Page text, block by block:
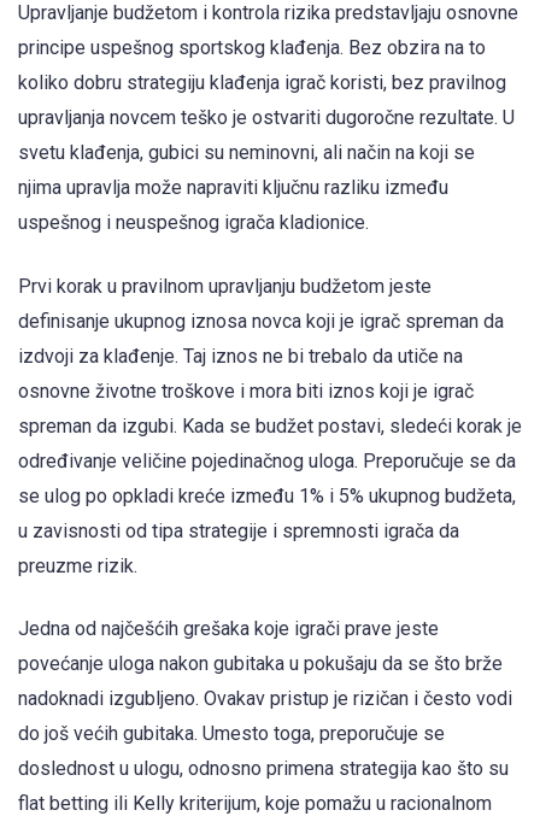
Upravljanje budžetom i kontrola rizika predstavljaju osnovne
principe uspešnog sportskog klađenja. Bez obzira na to
koliko dobru strategiju klađenja igrač koristi, bez pravilnog
upravljanja novcem teško je ostvariti dugoročne rezultate. U
svetu klađenja, gubici su neminovni, ali način na koji se
njima upravlja može napraviti ključnu razliku između
uspešnog i neuspešnog igrača kladionice.
Prvi korak u pravilnom upravljanju budžetom jeste
definisanje ukupnog iznosa novca koji je igrač spreman da
izdvoji za klađenje. Taj iznos ne bi trebalo da utiče na
osnovne životne troškove i mora biti iznos koji je igrač
spreman da izgubi. Kada se budžet postavi, sledeći korak je
određivanje veličine pojedinačnog uloga. Preporučuje se da
se ulog po opkladi kreće između 1% i 5% ukupnog budžeta,
u zavisnosti od tipa strategije i spremnosti igrača da
preuzme rizik.
Jedna od najčešćih grešaka koje igrači prave jeste
povećanje uloga nakon gubitaka u pokušaju da se što brže
nadoknadi izgubljeno. Ovakav pristup je rizičan i često vodi
do još većih gubitaka. Umesto toga, preporučuje se
doslednost u ulogu, odnosno primena strategija kao što su
flat betting ili Kelly kriterijum, koje pomažu u racionalnom